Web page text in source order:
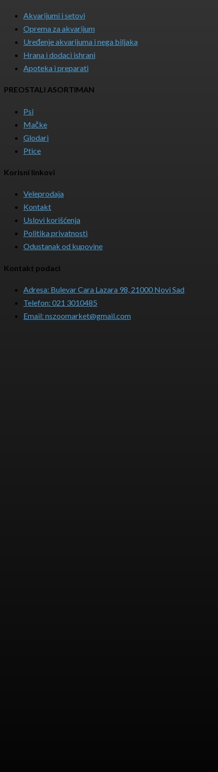
Akvarijumi i setovi
Oprema za akvarijum
Uređenje akvarijuma i nega biljaka
Hrana i dodaci ishrani
Apoteka i preparati
PREOSTALI ASORTIMAN
Psi
Mačke
Glodari
Ptice
Korisni linkovi
Veleprodaja
Kontakt
Uslovi korišćenja
Politika privatnosti
Odustanak od kupovine
Kontakt podaci
Adresa: Bulevar Cara Lazara 98, 21000 Novi Sad
Telefon: 021 3010485
Email: nszoomarket@gmail.com